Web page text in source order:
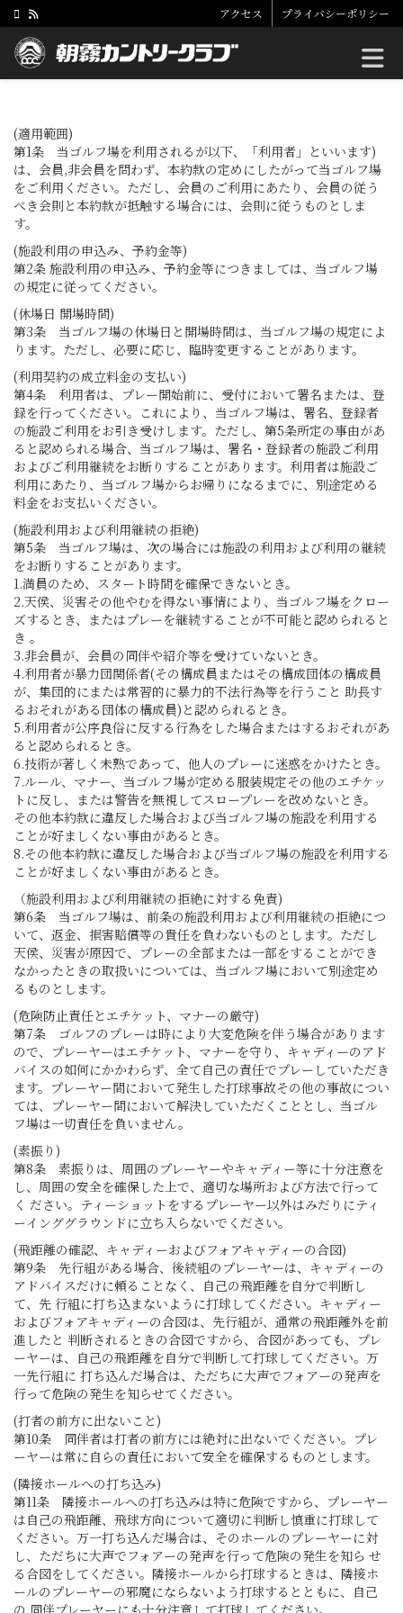
アクセス プライバシーポリシー
(適用範囲)
第1条 当ゴルフ場を利用されるが以下、「利用者」といいます)
は、会員,非会員を問わず、本約款の定めにしたがって当ゴルフ場
をご利用ください。ただし、会員のご利用にあたり、会員の従う
べき会則と本約款が抵触する場合には、会則に従うものとしま
す。
(施設利用の申込み、予約金等)
第2条 施設利用の申込み、予約金等につきましては、当ゴルフ場
の規定に従ってください。
(休場日 開場時間)
第3条 当ゴルフ場の休場日と開場時間は、当ゴルフ場の規定によ
ります。ただし、必要に応じ、臨時変更することがあります。
(利用契約の成立料金の支払い)
第4条 利用者は、プレー開始前に、受付において署名または、登
録を行ってください。これにより、当ゴルフ場は、署名、登録者
の施設ご利用をお引き受けします。ただし、第5条所定の事由があ
ると認められる場合、当ゴルフ場は、署名・登録者の施設ご利用
およびご利用継続をお断りすることがあります。利用者は施設ご
利用にあたり、当ゴルフ場からお帰りになるまでに、別途定める
料金をお支払いください。
(施設利用および利用継続の拒絶)
第5条 当ゴルフ場は、次の場合には施設の利用および利用の継続
をお断りすることがあります。
1.満員のため、スタート時間を確保できないとき。
2.天侯、災害その他やむを得ない事情により、当ゴルフ場をクロー
ズするとき、またはプレーを継続することが不可能と認められると
き 。
3.非会員が、会員の同伴や紹介等を受けていないとき。
4.利用者が暴力団関係者(その構成員またはその構成団体の構成員
が、集団的にまたは常習的に暴力的不法行為等を行うこと 助長す
るおそれがある団体の構成員)と認められるとき。
5.利用者が公序良俗に反する行為をした場合またはするおそれがあ
ると認められるとき。
6.技術が著しく未熟であって、他人のプレーに迷惑をかけたとき。
7.ルール、マナー、当ゴルフ場が定める服装規定その他のエチケッ
トに反し、または警告を無視してスロープレーを改めないとき。
その他本約款に違反した場合および当ゴルフ場の施設を利用する
ことが好ましくない事由があるとき。
8.その他本約款に違反した場合および当ゴルフ場の施設を利用する
ことが好ましくない事由があるとき。
（施設利用および利用継続の拒絶に対する免責)
第6条 当ゴルフ場は、前条の施設利用および利用継続の拒絶につ
いて、返金、損害賠償等の貴任を負わないものとします。ただし
天侯、災害が原因で、プレーの全部または一部をすることができ
なかったときの取扱いについては、当ゴルフ場において別途定め
るものとします。
(危険防止責任とエチケット、マナーの厳守)
第7条 ゴルフのプレーは時により大変危険を伴う場合があります
ので、プレーヤーはエチケット、マナーを守り、キャディーのアド
バイスの如何にかかわらず、全て自己の責任でプレーしていただき
ます。プレーヤー間において発生した打球事故その他の事故につい
ては、プレーヤー間において解決していただくこととし、当ゴル
フ場は一切責任を負いません。
(素振り)
第8条 素振りは、周囲のプレーヤーやキャディー等に十分注意を
し、周囲の安全を確保した上で、適切な場所および方法で行って
く ださい。ティーショットをするプレーヤー以外はみだりにティ
ーインググラウンドに立ち入らないでください。
(飛距離の確認、キャディーおよびフォアキャディーの合図)
第9条 先行組がある場合、後続組のプレーヤーは、キャディーの
アドバイスだけに頼ることなく、自己の飛距離を自分で判断し
て、先 行組に打ち込まないように打球してください。キャディー
およびフォアキャディーの合図は、先行組が、通常の飛距離外を前
進したと 判断されるときの合図ですから、合図があっても、プレ
ーヤーは、自己の飛距離を自分で判断して打球してください。万
一先行組に 打ち込んだ場合は、ただちに大声でフォアーの発声を
行って危険の発生を知らせてください。
(打者の前方に出ないこと)
第10条 同伴者は打者の前方には絶対に出ないでください。プレ
ーヤーは常に自らの責任において安全を確保するものとします。
(隣接ホールへの打ち込み)
第11条 隣接ホールへの打ち込みは特に危険ですから、プレーヤー
は自己の飛距離、飛球方向について適切に判断し慎重に打球して
ください。万一打ち込んだ場合は、そのホールのプレーヤーに対
し、ただちに大声でフォアーの発声を行って危険の発生を知ら せ
る合図をしてください。隣接ホールから打球するときは、隣接ホ
ールのプレーヤーの邪魔にならないよう打球するとともに、自己
の 同伴プレーヤーにも十分注意して打球してください。